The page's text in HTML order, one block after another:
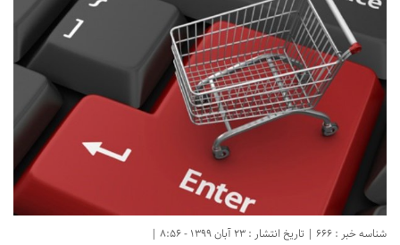
شناسه خبر : 666 | تاریخ انتشار : 23 آبان 1399 - 8:56 |